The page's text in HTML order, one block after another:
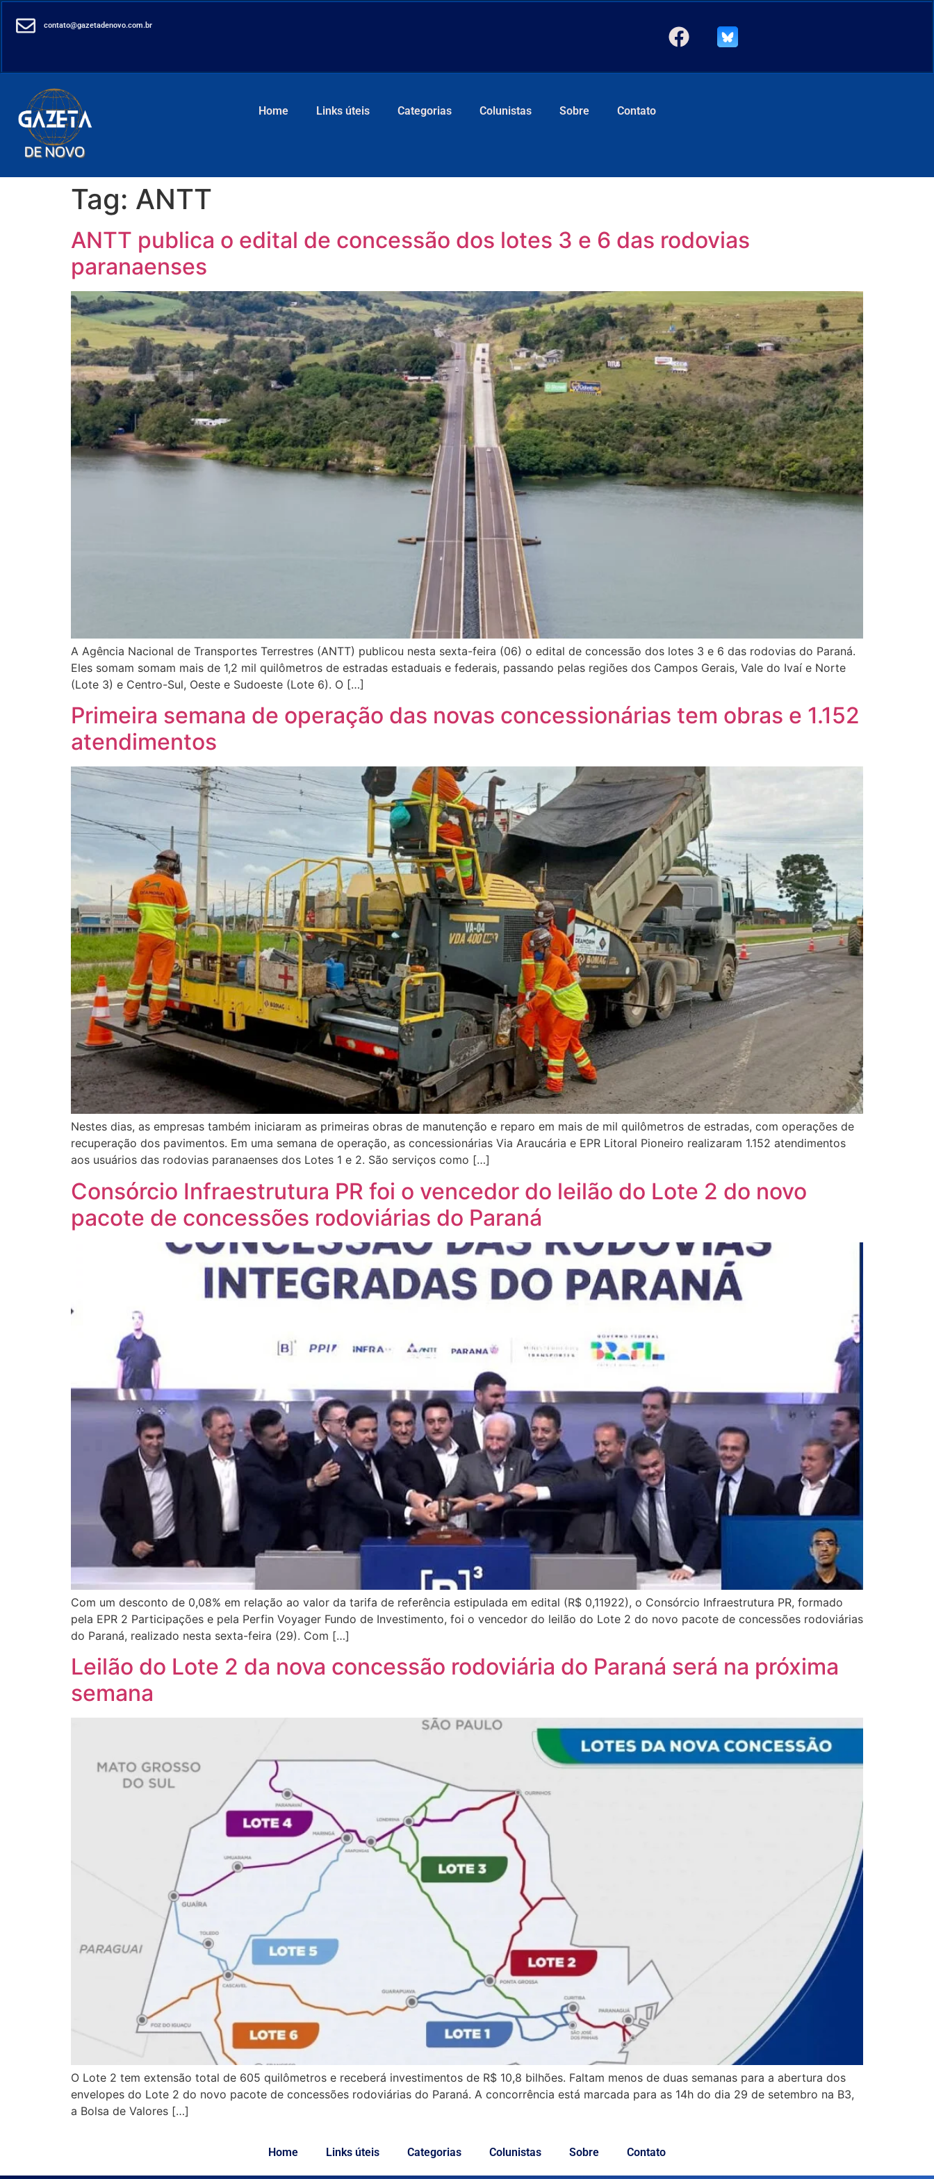
contato@gazetadenovo.com.br
Home Links úteis Categorias Colunistas Sobre Contato
Tag: ANTT
ANTT publica o edital de concessão dos lotes 3 e 6 das rodovias
paranaenses
A Agência Nacional de Transportes Terrestres (ANTT) publicou nesta sexta-feira (06) o edital de concessão dos lotes 3 e 6 das rodovias do Paraná.
Eles somam somam mais de 1,2 mil quilômetros de estradas estaduais e federais, passando pelas regiões dos Campos Gerais, Vale do Ivaí e Norte
(Lote 3) e Centro-Sul, Oeste e Sudoeste (Lote 6). O […]
Primeira semana de operação das novas concessionárias tem obras e 1.152
atendimentos
Nestes dias, as empresas também iniciaram as primeiras obras de manutenção e reparo em mais de mil quilômetros de estradas, com operações de
recuperação dos pavimentos. Em uma semana de operação, as concessionárias Via Araucária e EPR Litoral Pioneiro realizaram 1.152 atendimentos
aos usuários das rodovias paranaenses dos Lotes 1 e 2. São serviços como […]
Consórcio Infraestrutura PR foi o vencedor do leilão do Lote 2 do novo
pacote de concessões rodoviárias do Paraná
Com um desconto de 0,08% em relação ao valor da tarifa de referência estipulada em edital (R$ 0,11922), o Consórcio Infraestrutura PR, formado
pela EPR 2 Participações e pela Perfin Voyager Fundo de Investimento, foi o vencedor do leilão do Lote 2 do novo pacote de concessões rodoviárias
do Paraná, realizado nesta sexta-feira (29). Com […]
Leilão do Lote 2 da nova concessão rodoviária do Paraná será na próxima
semana
O Lote 2 tem extensão total de 605 quilômetros e receberá investimentos de R$ 10,8 bilhões. Faltam menos de duas semanas para a abertura dos
envelopes do Lote 2 do novo pacote de concessões rodoviárias do Paraná. A concorrência está marcada para as 14h do dia 29 de setembro na B3,
a Bolsa de Valores […]
Home Links úteis Categorias Colunistas Sobre Contato